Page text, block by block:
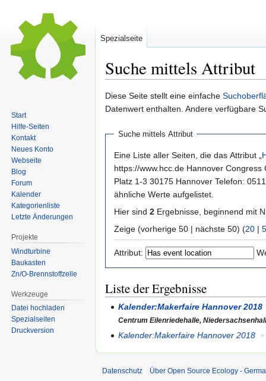
Suche mittels Attribut
Zur
Navigation
Zur
Suche
Diese Seite stellt eine einfache
Datenwert enthalten. Andere verfügbare
Suche mittels Attribut
Eine Liste aller Seiten, die das Attribut „
https://www.hcc.de Hannover Congress Centrum Eilenriedehalle, Niedersachsenhalle &amp; Stadtpark Theodor-Heuss-
Platz 1-3 30175 Hannover Telefon:
ähnliche Werte aufgelistet.
Hier sind 2 Ergebnisse, beginnend mit
Zeige (vorherige 50 | nächste 50) (20 |
Attribut:
Liste der Ergebnisse
Kalender:Makerfaire Hannover 2018
Centrum Eilenriedehalle,
Kalender:Makerfaire Hannover 2018 +
Spezialseite
Start
Hilfe-Seiten
Kontakt
Neues Konto
Webseite
Blog
Forum
Kalender
Kategorienliste
Letzte Änderungen
Projekte
Windturbine
Baukasten
Zn/O-Brennstoffzelle
Werkzeuge
Datei hochladen
Spezialseiten
Druckversion
Datenschutz Über Open Source Ecology -